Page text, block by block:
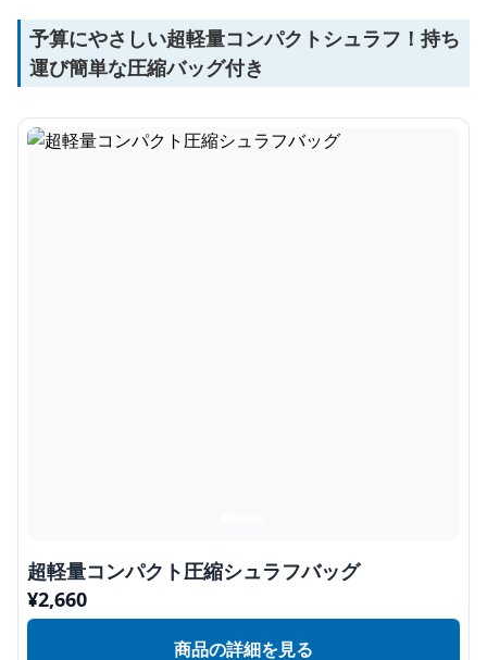
予算にやさしい超軽量コンパクトシュラフ！持ち
運び簡単な圧縮バッグ付き
超軽量コンパクト圧縮シュラフバッグ
¥2,660
商品の詳細を見る